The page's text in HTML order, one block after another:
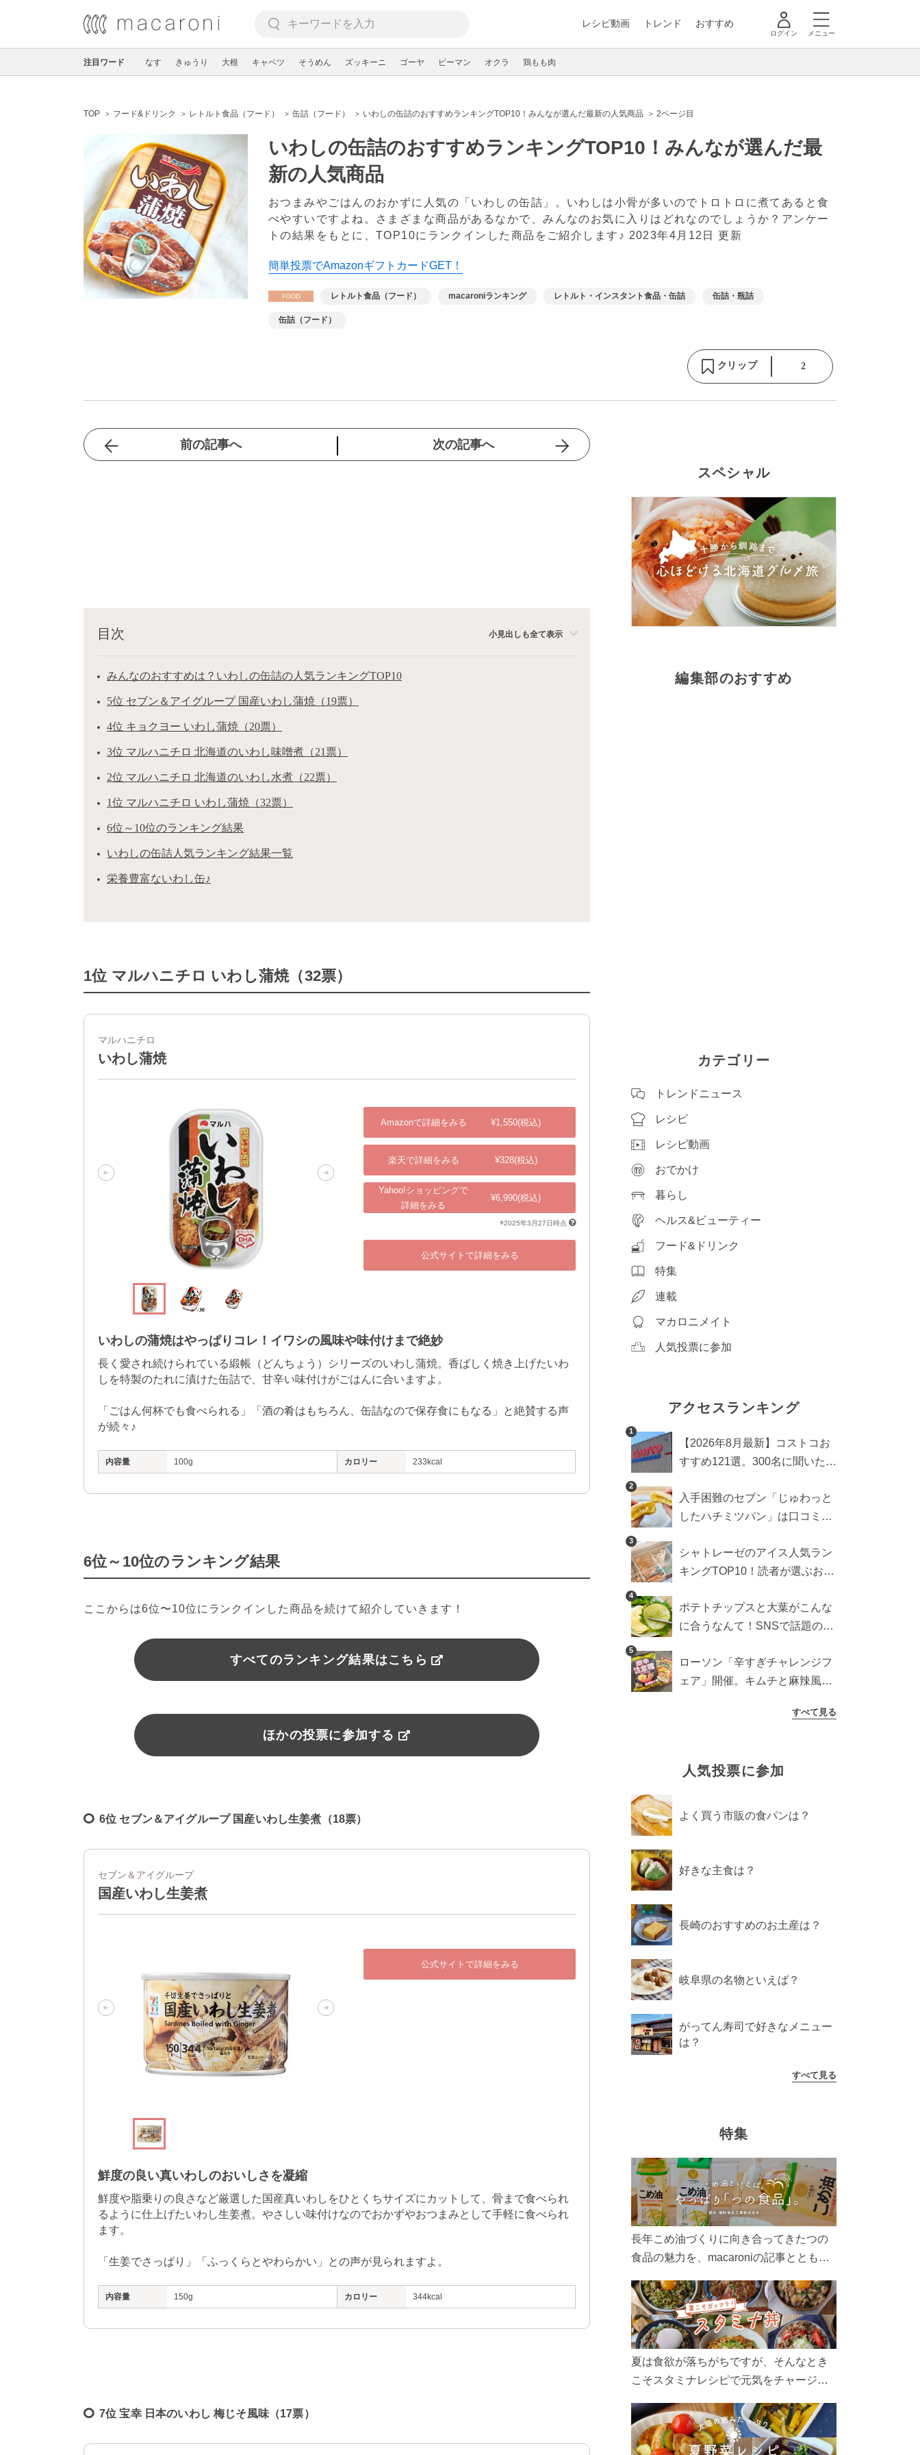
レシピ動画 トレンド おすすめ
ログイン メニュー
注目ワード なす きゅうり 大根 キャベツ そうめん ズッキーニ ゴーヤ ピーマン オクラ 鶏もも肉
TOP フード&ドリンク レトルト食品（フード） 缶詰（フード） いわしの缶詰のおすすめランキングTOP10！みんなが選んだ最新の人気商品 2ページ目
いわしの缶詰のおすすめランキングTOP10！みんなが選んだ最
新の人気商品
おつまみやごはんのおかずに人気の「いわしの缶詰」。いわしは小骨が多いのでトロトロに煮てあると食
べやすいですよね。さまざまな商品があるなかで、みんなのお気に入りはどれなのでしょうか？アンケー
トの結果をもとに、TOP10にランクインした商品をご紹介します♪ 2023年4月12日 更新
簡単投票でAmazonギフトカードGET！
レトルト食品（フード） macaroniランキング レトルト・インスタント食品・缶詰 缶詰・瓶詰
缶詰（フード）
クリップ 2
前の記事へ 次の記事へ
目次 小見出しも全て表示
みんなのおすすめは？いわしの缶詰の人気ランキングTOP10
5位 セブン＆アイグループ 国産いわし蒲焼（19票）
4位 キョクヨー いわし蒲焼（20票）
3位 マルハニチロ 北海道のいわし味噌煮（21票）
2位 マルハニチロ 北海道のいわし水煮（22票）
1位 マルハニチロ いわし蒲焼（32票）
6位～10位のランキング結果
いわしの缶詰人気ランキング結果一覧
栄養豊富ないわし缶♪
1位 マルハニチロ いわし蒲焼（32票）
マルハニチロ
いわし蒲焼
Amazonで詳細をみる ¥1,550(税込)
楽天で詳細をみる ¥328(税込)
Yahoo!ショッピングで
詳細をみる
¥6,990(税込)
※2025年3月27日時点
公式サイトで詳細をみる
いわしの蒲焼はやっぱりコレ！イワシの風味や味付けまで絶妙
長く愛され続けられている緞帳（どんちょう）シリーズのいわし蒲焼。香ばしく焼き上げたいわ
しを特製のたれに漬けた缶詰で、甘辛い味付けがごはんに合いますよ。
「ごはん何杯でも食べられる」「酒の肴はもちろん、缶詰なので保存食にもなる」と絶賛する声
が続々♪
内容量 100g カロリー 233kcal
6位～10位のランキング結果
ここからは6位〜10位にランクインした商品を続けて紹介していきます！
すべてのランキング結果はこちら
ほかの投票に参加する
6位 セブン＆アイグループ 国産いわし生姜煮（18票）
セブン＆アイグループ
国産いわし生姜煮
公式サイトで詳細をみる
鮮度の良い真いわしのおいしさを凝縮
鮮度や脂乗りの良さなど厳選した国産真いわしをひとくちサイズにカットして、骨まで食べられ
るように仕上げたいわし生姜煮。やさしい味付けなのでおかずやおつまみとして手軽に食べられ
ます。
「生姜でさっぱり」「ふっくらとやわらかい」との声が見られますよ。
内容量 150g カロリー 344kcal
7位 宝幸 日本のいわし 梅じそ風味（17票）
スペシャル
編集部のおすすめ
カテゴリー
トレンドニュース
レシピ
レシピ動画
おでかけ
暮らし
ヘルス&ビューティー
フード&ドリンク
特集
連載
マカロニメイト
人気投票に参加
アクセスランキング
1
【2026年8月最新】コストコお
すすめ121選。300名に聞いた買
め商品も
2
入手困難のセブン「じゅわっと
したハチミツパン」は口コミ通
検証
3
シャトレーゼのアイス人気ラン
キングTOP10！読者が選ぶおす
4
ポテトチップスと大葉がこんな
に合うなんて！SNSで話題の食
5
ローソン「辛すぎチャレンジフ
ェア」開催。キムチと麻辣風の
すべて見る
人気投票に参加
よく買う市販の食パンは？
好きな主食は？
長崎のおすすめのお土産は？
岐阜県の名物といえば？
がってん寿司で好きなメニュー
は？
すべて見る
特集
長年こめ油づくりに向き合ってきたつの
食品の魅力を、macaroniの記事とともに
ん、製造現場や品質へのこだわりまで。
こめ油をもっと好きになるコンテンツを
ぜひお楽しみください。
夏は食欲が落ちがちですが、そんなとき
こそスタミナレシピで元気をチャージ！
リ食べて、夏バテを吹き飛ばしましょ
う！